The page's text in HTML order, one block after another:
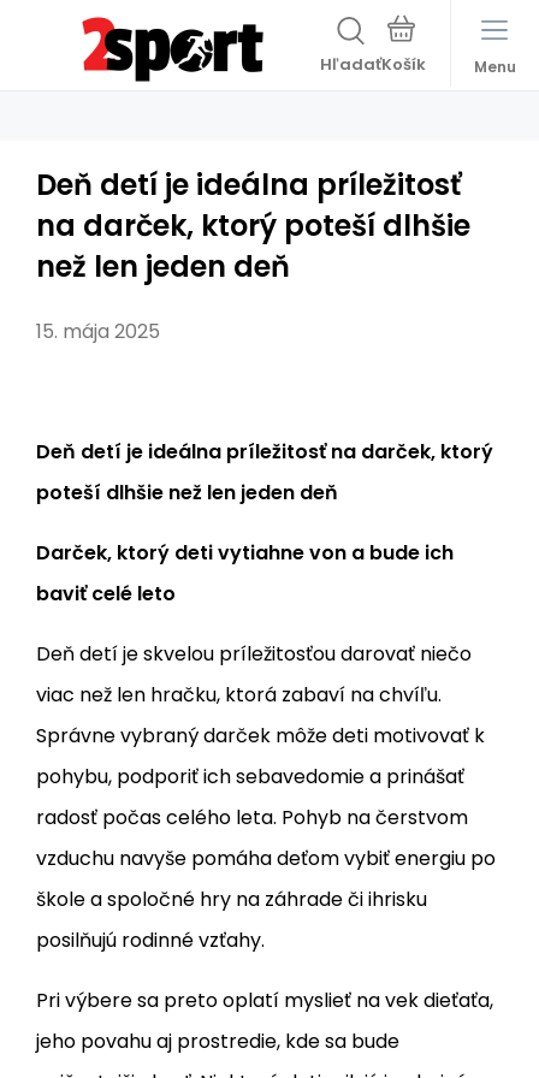
Hľadať Menu
Deň detí je ideálna príležitosť
na darček, ktorý poteší dlhšie
než len jeden deň
15. mája 2025
Deň detí je ideálna príležitosť na darček, ktorý
poteší dlhšie než len jeden deň
Darček, ktorý deti vytiahne von a bude ich
baviť celé leto
Deň detí je skvelou príležitosťou darovať niečo
viac než len hračku, ktorá zabaví na chvíľu.
Správne vybraný darček môže deti motivovať k
pohybu, podporiť ich sebavedomie a prinášať
radosť počas celého leta. Pohyb na čerstvom
vzduchu navyše pomáha deťom vybiť energiu po
škole a spoločné hry na záhrade či ihrisku
posilňujú rodinné vzťahy.
Pri výbere sa preto oplatí myslieť na vek dieťaťa,
jeho povahu aj prostredie, kde sa bude